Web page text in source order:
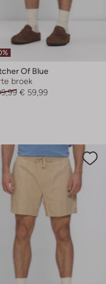
Of Blue
broek
€ 59,99